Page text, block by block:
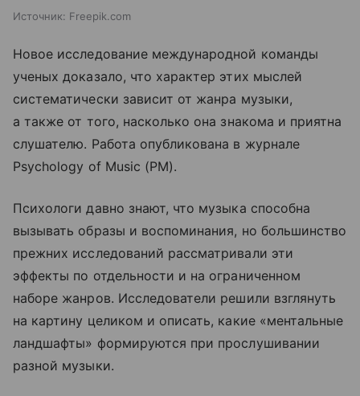
Источник: Freepik.com
Новое исследование международной команды
ученых доказало, что характер этих мыслей
систематически зависит от жанра музыки,
а также от того, насколько она знакома и приятна
слушателю. Работа опубликована в журнале
Psychology of Music (PM).
Психологи давно знают, что музыка способна
вызывать образы и воспоминания, но большинство
прежних исследований рассматривали эти
эффекты по отдельности и на ограниченном
наборе жанров. Исследователи решили взглянуть
на картину целиком и описать, какие «ментальные
ландшафты» формируются при прослушивании
разной музыки.